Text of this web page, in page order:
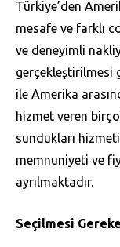
Türkiye’den
mesafe ve farklı
ve deneyimli
gerçekleştirilmesi
ile Amerika
hizmet veren
sundukları
memnuniyeti ve
ayrılmaktadır.
Seçilmesi